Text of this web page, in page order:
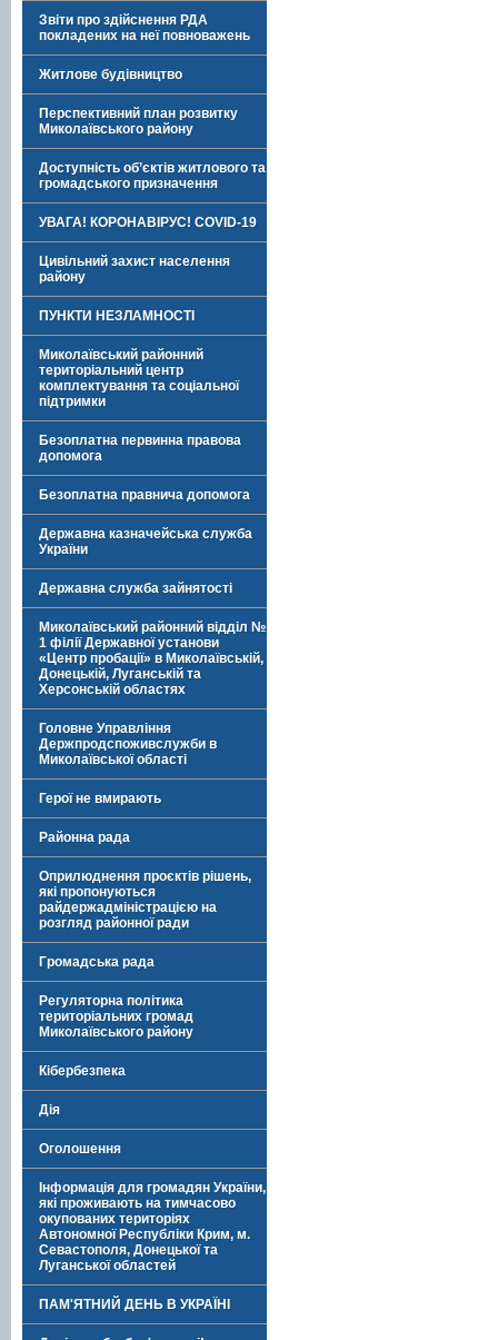
Звіти про здійснення РДА
покладених на неї повноважень
Житлове будівництво
Перспективний план розвитку
Миколаївського району
Доступність об’єктів житлового та
громадського призначення
УВАГА! КОРОНАВІРУС! COVID-19
Цивільний захист населення
району
ПУНКТИ НЕЗЛАМНОСТІ
Миколаївський районний
територіальний центр
комплектування та соціальної
підтримки
Безоплатна первинна правова
допомога
Безоплатна правнича допомога
Державна казначейська служба
України
Державна служба зайнятості
Миколаївський районний відділ №
1 філії Державної установи
«Центр пробації» в Миколаївській,
Донецькій, Луганській та
Херсонській областях
Головне Управління
Держпродспоживслужби в
Миколаївської області
Герої не вмирають
Районна рада
Оприлюднення проєктів рішень,
які пропонуються
райдержадміністрацією на
розгляд районної ради
Громадська рада
Регуляторна політика
територіальних громад
Миколаївського району
Кібербезпека
Дія
Оголошення
Інформація для громадян України,
які проживають на тимчасово
окупованих територіях
Автономної Республіки Крим, м.
Севастополя, Донецької та
Луганської областей
ПАМ'ЯТНИЙ ДЕНЬ В УКРАЇНІ